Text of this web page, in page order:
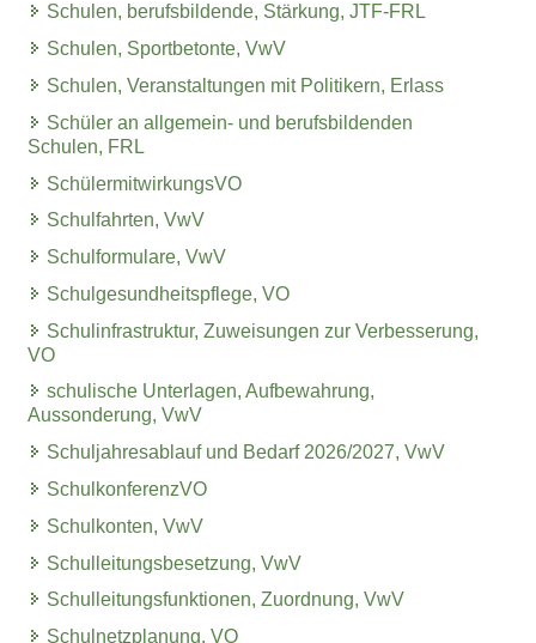
Schulen, berufsbildende, Stärkung, JTF-FRL
Schulen, Sportbetonte, VwV
Schulen, Veranstaltungen mit Politikern, Erlass
Schüler an allgemein- und berufsbildenden
Schulen, FRL
SchülermitwirkungsVO
Schulfahrten, VwV
Schulformulare, VwV
Schulgesundheitspflege, VO
Schulinfrastruktur, Zuweisungen zur Verbesserung,
VO
schulische Unterlagen, Aufbewahrung,
Aussonderung, VwV
Schuljahresablauf und Bedarf 2026/2027, VwV
SchulkonferenzVO
Schulkonten, VwV
Schulleitungsbesetzung, VwV
Schulleitungsfunktionen, Zuordnung, VwV
Schulnetzplanung, VO